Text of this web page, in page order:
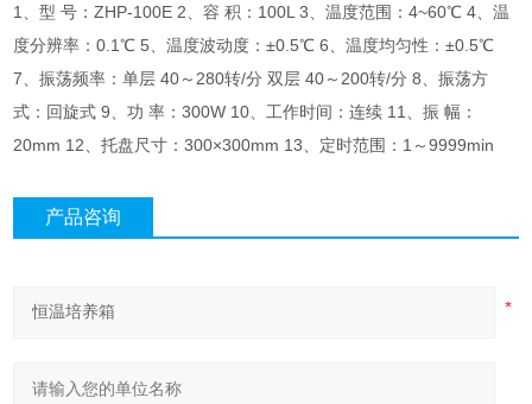
1、型 号：ZHP-100E 2、容 积：100L 3、温度范围：4~60℃ 4、温
度分辨率：0.1℃ 5、温度波动度：±0.5℃ 6、温度均匀性：±0.5℃
7、振荡频率：单层 40～280转/分 双层 40～200转/分 8、振荡方
式：回旋式 9、功 率：300W 10、工作时间：连续 11、振 幅：
20mm 12、托盘尺寸：300×300mm 13、定时范围：1～9999min
产品咨询